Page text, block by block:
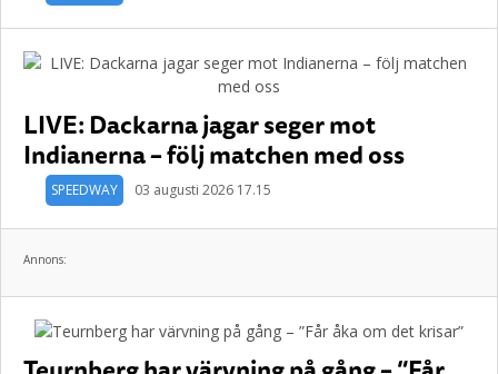
LIVE: Dackarna jagar seger mot
Indianerna – följ matchen med oss
SPEEDWAY 03 augusti 2026 17.15
Annons: